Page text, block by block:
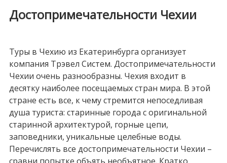
Достопримечательности Чехии
Туры в Чехию из Екатеринбурга организует
компания Трэвел Систем. Достопримечательности
Чехии очень разнообразны. Чехия входит в
десятку наиболее посещаемых стран мира. В этой
стране есть все, к чему стремится непоседливая
душа туриста: старинные города с оригинальной
старинной архитектурой, горные цепи,
заповедники, уникальные целебные воды.
Перечислять все достопримечательности Чехии –